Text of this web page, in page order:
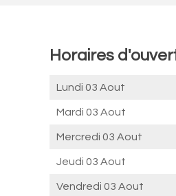
Horaires
Lundi 03 Aout
Mardi 03 Aout
Mercredi 03 Aout
Jeudi 03 Aout
Vendredi 03 Aout